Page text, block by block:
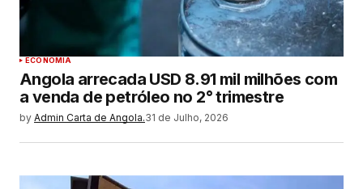
ECONOMIA
Angola arrecada USD 8.91 mil milhões com
a venda de petróleo no 2° trimestre
by Admin Carta de Angola.31 de Julho, 2026